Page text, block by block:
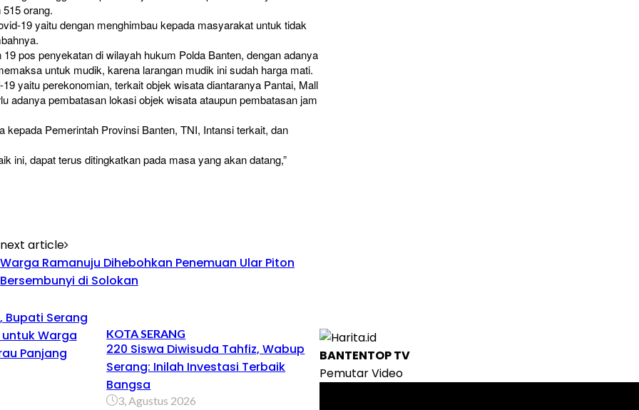
orang.
19 yaitu dengan menghimbau kepada masyarakat untuk tidak
pos penyekatan di wilayah hukum Polda Banten, dengan adanya
untuk mudik, karena larangan mudik ini sudah harga mati.
yaitu perekonomian, terkait objek wisata diantaranya Pantai, Mall
adanya pembatasan lokasi objek wisata ataupun pembatasan jam
Pemerintah Provinsi Banten, TNI, Intansi terkait, dan
ini, dapat terus ditingkatkan pada masa yang akan datang,”
next article
Warga Ramanuju Dihebohkan Penemuan Ular Piton
Bersembunyi di Solokan
Bupati Serang
untuk Warga
Panjang
KOTA SERANG
220 Siswa Diwisuda Tahfiz, Wabup
Serang: Inilah Investasi Terbaik
Bangsa
3, Agustus 2026
BANTENTOP TV
Pemutar Video